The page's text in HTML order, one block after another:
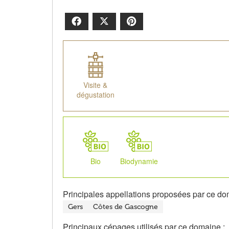
Facebook
Visite &
dégustation
Bio Biodynamie
Principales appellations proposées par ce
Gers Côtes de Gascogne